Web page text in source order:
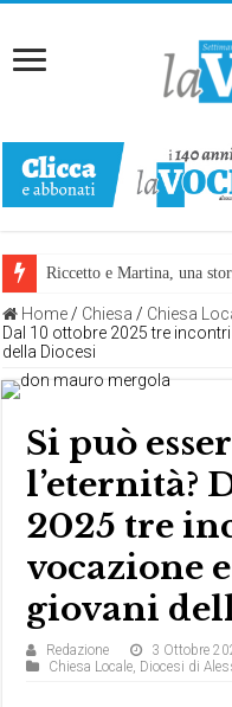
Riccetto e Martina, una
Home / Chiesa / Chiesa
Dal 10 ottobre 2025 tre
della Diocesi
Si può
l’eternità?
2025 tre
vocazione
giovani
Redazione
3 Ottobre
Chiesa Locale, Diocesi di